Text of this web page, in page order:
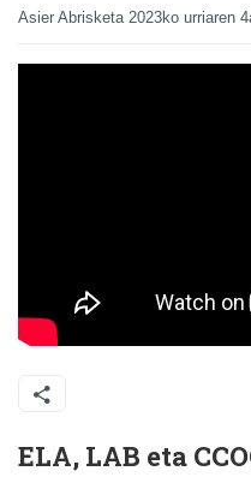
Asier Abrisketa 2023ko urriaren
ELA, LAB eta